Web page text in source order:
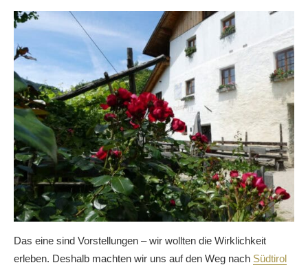
Das eine sind Vorstellungen – wir wollten die Wirklichkeit
erleben. Deshalb machten wir uns auf den Weg nach Südtirol